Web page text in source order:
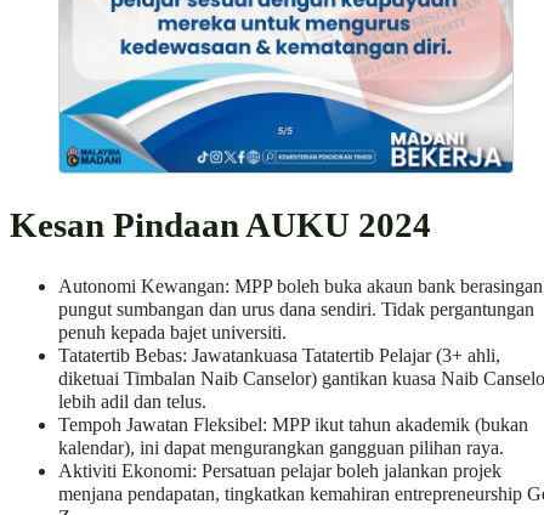
Kesan Pindaan AUKU 2024
Autonomi Kewangan: MPP boleh buka akaun bank
pungut sumbangan dan urus dana sendiri. Tidak pergantungan
penuh kepada bajet universiti.
​Tatatertib Bebas: Jawatankuasa Tatatertib Pelajar (3+ ahli,
diketuai Timbalan Naib Canselor) gantikan kuasa Naib
lebih adil dan telus.
​Tempoh Jawatan Fleksibel: MPP ikut tahun akademik (bukan
kalendar), ini dapat mengurangkan gangguan pilihan raya.
​Aktiviti Ekonomi: Persatuan pelajar boleh jalankan projek
menjana pendapatan, tingkatkan kemahiran entrepreneurship